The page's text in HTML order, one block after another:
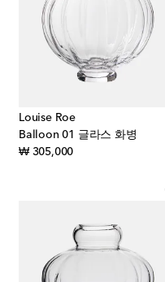
Louise Roe
Balloon 01 글라스 화병
₩ 305,000original price